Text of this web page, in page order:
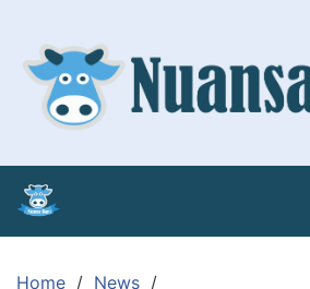
content
Home
News